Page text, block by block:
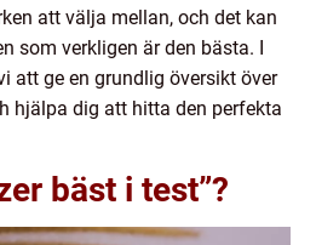
att välja mellan, och det kan
som verkligen är den bästa. I
att ge en grundlig översikt över
hjälpa dig att hitta den perfekta
bäst i test”?